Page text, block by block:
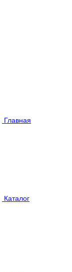
Главная
Каталог